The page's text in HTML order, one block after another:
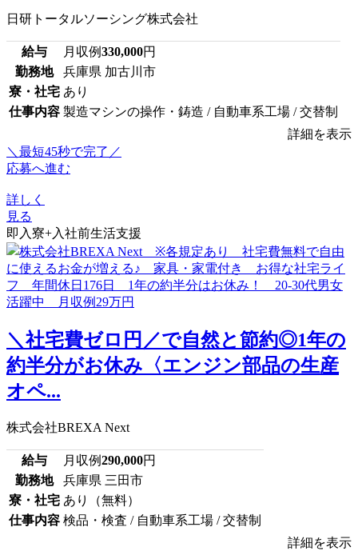
日研トータルソーシング株式会社
給与 月収例330,000円
勤務地
兵庫県 加古川市
寮・社宅 あり
仕事内容 製造マシンの操作・鋳造 / 自動車系工場 / 交替制
詳細を表示
＼最短45秒で完了／
応募へ進む
詳しく
見る
即入寮+入社前生活支援
＼社宅費ゼロ円／で自然と節約◎1年の
約半分がお休み〈エンジン部品の生産
オペ...
株式会社BREXA Next
給与 月収例290,000円
勤務地
兵庫県 三田市
寮・社宅 あり（無料）
仕事内容 検品・検査 / 自動車系工場 / 交替制
詳細を表示